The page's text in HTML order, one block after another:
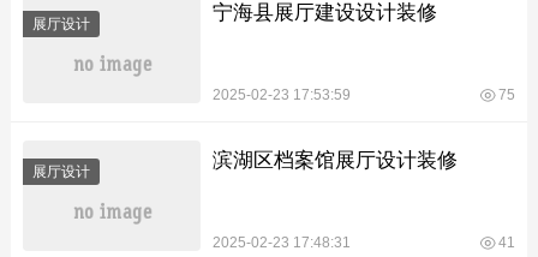
展厅设计 宁海县展厅建设设计装修
2025-02-23 17:53:59 75
展厅设计 滨湖区档案馆展厅设计装修
2025-02-23 17:48:31 41